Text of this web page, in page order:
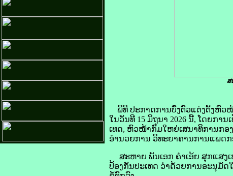
ສ
ພິທີ ປະກາດການບົ່ງຕົວແຕ່ງຕັ້ງຫົວ
ໃນວັນທີ 15 ມິຖຸນາ 2026 ນີ້, ໂດຍກ
ເທດ, ຫົວໜ້າກົມໃຫຍ່ເສນາທິການກອ
ອຳນວຍການ ວິທະຍາຄານການແພດກ
ສະຫາຍ ພັນເອກ ຄໍາເອ້ຍ ສຸກແສງ
ປ້ອງກັນປະເທດ ວ່າດ້ວຍການອະນຸມັ